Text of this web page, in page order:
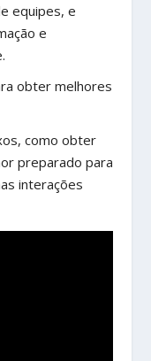
equipes, e
e
obter melhores
como obter
preparado para
interações